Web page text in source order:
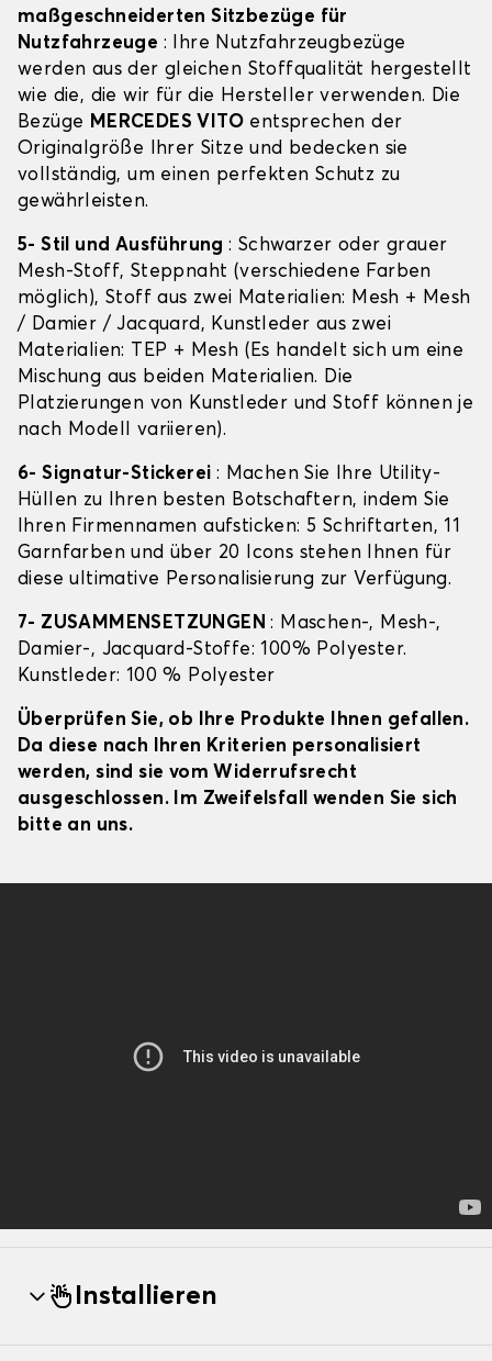
maßgeschneiderten Sitzbezüge für
Nutzfahrzeuge : Ihre Nutzfahrzeugbezüge
werden aus der gleichen Stoffqualität hergestellt
wie die, die wir für die Hersteller verwenden. Die
Bezüge MERCEDES VITO entsprechen der
Originalgröße Ihrer Sitze und bedecken sie
vollständig, um einen perfekten Schutz zu
gewährleisten.
5- Stil und Ausführung: Schwarzer oder grauer
Mesh-Stoff, Steppnaht (verschiedene Farben
möglich), Stoff aus zwei Materialien: Mesh + Mesh
/ Damier / Jacquard, Kunstleder aus zwei
Materialien: TEP + Mesh (Es handelt sich um eine
Mischung aus beiden Materialien. Die
Platzierungen von Kunstleder und Stoff können je
nach Modell variieren).
6- Signatur-Stickerei : Machen Sie Ihre Utility-
Hüllen zu Ihren besten Botschaftern, indem Sie
Ihren Firmennamen aufsticken: 5 Schriftarten, 11
Garnfarben und über 20 Icons stehen Ihnen für
diese ultimative Personalisierung zur Verfügung.
7- ZUSAMMENSETZUNGEN: Maschen-, Mesh-,
Damier-, Jacquard-Stoffe: 100% Polyester.
Kunstleder: 100 % Polyester
Überprüfen Sie, ob Ihre Produkte Ihnen gefallen.
Da diese nach Ihren Kriterien personalisiert
werden, sind sie vom Widerrufsrecht
ausgeschlossen. Im Zweifelsfall wenden Sie sich
bitte an uns.
Installieren